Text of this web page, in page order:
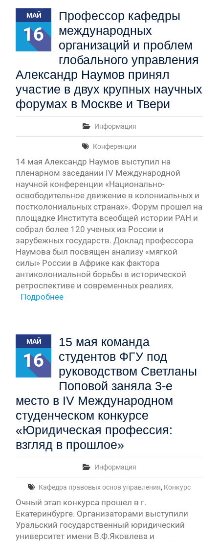
Вячеслав Никонов в программе «Большая игра» —
Первый канал, 27.07.2026. Часть 1-2
Конкурсные списки лиц, прошедших
вступительные испытания в МГУ имени
М.В.Ломоносова в 2026 году по каждому
конкурсу (ранжированные списки поступающих)
Вячеслав Никонов в программе «Большая игра» —
Первый канал, 24.07.2026. Часть 1-2
Вячеслав Никонов в программе «Большая игра» —
Первый канал, 06.08.2026. Часть 1-3
МАЙ
16
Профессор кафедры
международных
организаций и проблем
глобального управления
Александр Наумов принял
участие в двух крупных научных
форумах в Москве и Твери
Информация
Конференции
14 мая Александр Наумов выступил на
пленарном заседании IV Международной
научной конференции «Национально-
освободительное движение в колониальных и
постколониальных странах». Форум прошел на
площадке Института всеобщей истории РАН и
собрал более 120 ученых из России и
зарубежных государств. Доклад профессора
Наумова был посвящен анализу «мягкой
силы» России в Африке как фактора
антиколониальной борьбы в исторической
ретроспективе и современных реалиях.
Подробнее
МАЙ
16
15 мая команда
студентов ФГУ под
руководством Светланы
Поповой заняла 3-е
место в IV Международном
студенческом конкурсе
«Юридическая профессия:
взгляд в прошлое»
Информация
Кафедра правовых основ управления, Конкурс
Очный этап конкурса прошел в г.
Екатеринбурге. Организаторами выступили
Уральский государственный юридический
университет имени В.Ф.Яковлева и